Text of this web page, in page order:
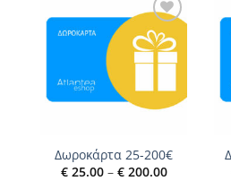
Add to
wishlist
Δωροκάρτα 25-200€
€25.00 – €200.00Price